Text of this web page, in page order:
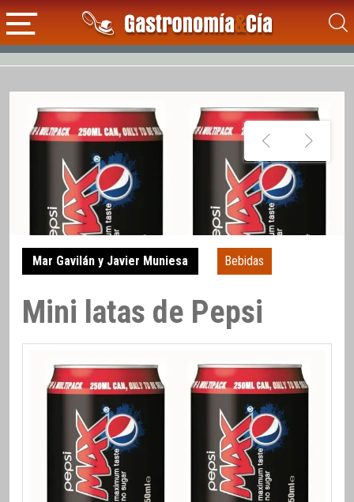
Mar Gavilán y Javier Muniesa Bebidas
Mini latas de Pepsi